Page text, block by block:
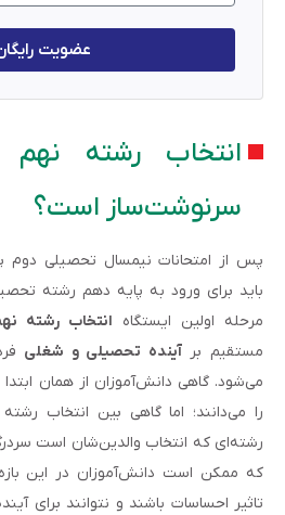
عضویت
انتخاب رشته
سرنوشت‌ساز است؟
پس از امتحانات نیمسال تحصیلی دوم
باید برای ورود به پایه دهم رشته
مرحله اولین ایستگاه انتخاب رشته
مستقیم برآینده تحصیلی و شغلی
می‌شود. گاهی دانش‌آموزان از همان
را می‌دانند؛ اما گاهی بین انتخاب
رشته‌ای که انتخاب والدین‌شان است
که ممکن است دانش‌آموزان در این
تاثیر احساسات باشند و نتوانند برای